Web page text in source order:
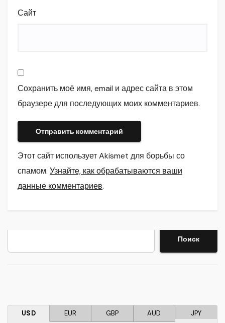
Сайт
Сохранить моё имя, email и адрес сайта в этом
браузере для последующих моих комментариев.
Этот сайт использует Akismet для борьбы со
спамом. Узнайте, как обрабатываются ваши
данные комментариев.
Поиск
USD EUR GBP AUD JPY